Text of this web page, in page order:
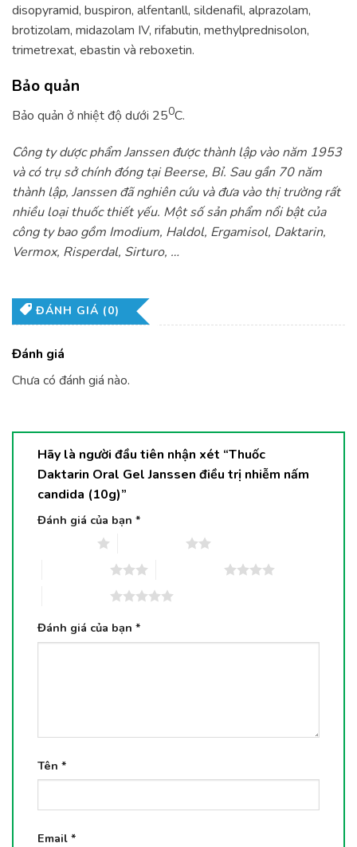
disopyramid, buspiron, alfentanll, sildenafil, alprazolam,
brotizolam, midazolam IV, rifabutin, methylprednisolon,
trimetrexat, ebastin và reboxetin.
Bảo quản
Bảo quản ở nhiệt độ dưới 250C.
Công ty dược phẩm Janssen được thành lập vào năm 1953
và có trụ sở chính đóng tại Beerse, Bỉ. Sau gần 70 năm
thành lập, Janssen đã nghiên cứu và đưa vào thị trường rất
nhiều loại thuốc thiết yếu. Một số sản phẩm nổi bật của
công ty bao gồm Imodium, Haldol, Ergamisol, Daktarin,
Vermox, Risperdal, Sirturo, …
ĐÁNH GIÁ (0)
Đánh giá
Chưa có đánh giá nào.
Hãy là người đầu tiên nhận xét “Thuốc
Daktarin Oral Gel Janssen điều trị nhiễm nấm
candida (10g)”
Đánh giá của bạn *
Đánh giá của bạn *
Tên *
Email *